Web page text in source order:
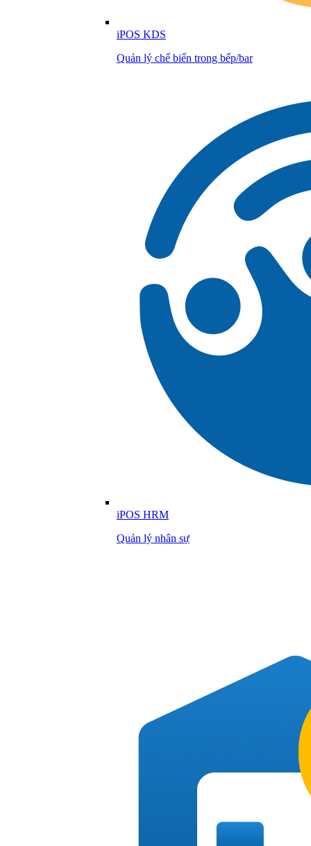
iPOS KDS
Quản lý chế biến trong bếp/bar
iPOS HRM
Quản lý nhân sự